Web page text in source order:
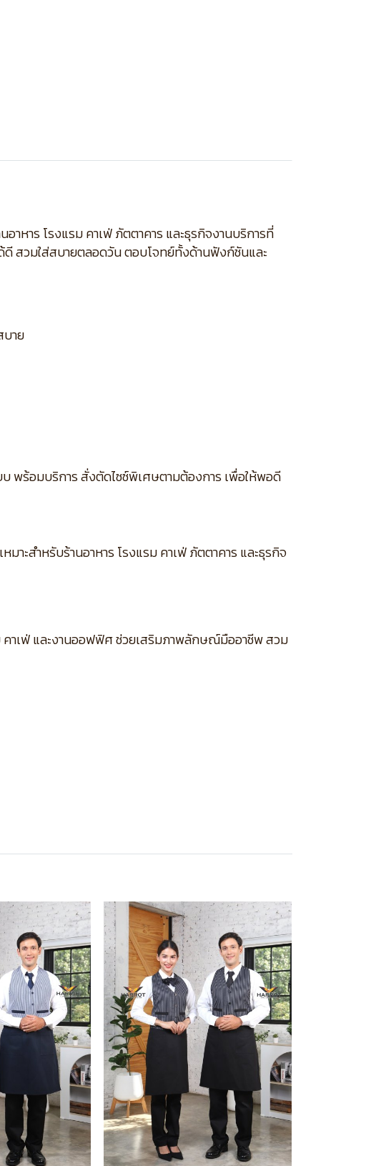
าหาร โรงแรม คาเฟ่ ภัตตาคาร และธุรกิจงานบริการที่
สวมใส่สบายตลอดวัน ตอบโจทย์ทั้งด้านฟังก์ชันและ
บาย
พร้อมบริการ สั่งตัดไซซ์พิเศษตามต้องการ เพื่อให้พอดี
ะสำหรับร้านอาหาร โรงแรม คาเฟ่ ภัตตาคาร และธุรกิจ
คาเฟ่ และงานออฟฟิศ ช่วยเสริมภาพลักษณ์มืออาชีพ สวม